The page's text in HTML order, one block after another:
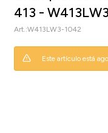
413 -
W413LW3-1042
Este artículo está